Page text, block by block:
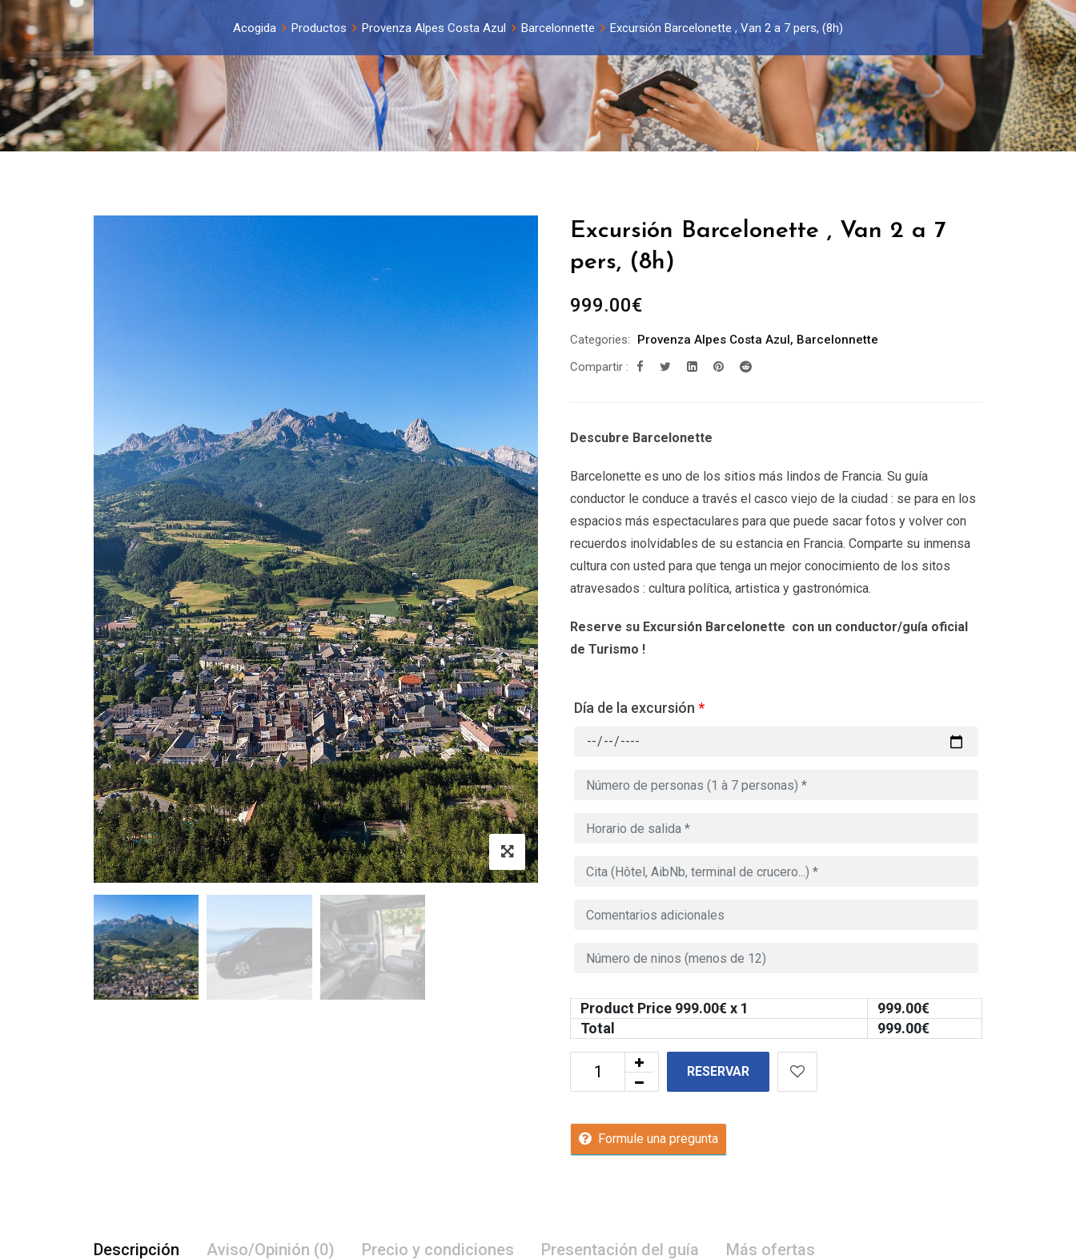
Acogida Productos Provenza Alpes Costa Azul Barcelonnette Excursión Barcelonette , Van 2 a 7 pers, (8h)
Excursión Barcelonette , Van 2 a 7
pers, (8h)
999.00€
Categories: Provenza Alpes Costa Azul, Barcelonnette
Compartir :
Descubre Barcelonette
Barcelonette es uno de los sitios más lindos de Francia. Su guía
conductor le conduce a través el casco viejo de la ciudad : se para en los
espacios más espectaculares para que puede sacar fotos y volver con
recuerdos inolvidables de su estancia en Francia. Comparte su inmensa
cultura con usted para que tenga un mejor conocimiento de los sitos
atravesados : cultura política, artistica y gastronómica.
Reserve su Excursión Barcelonette con un conductor/guía oficial
de Turismo !
Día de la excursión *
Product Price 999.00€ x 1 999.00€
Total
999.00€
RESERVAR
Formule una pregunta
Descripción Aviso/Opinión (0) Precio y condiciones Presentación del guía Más ofertas